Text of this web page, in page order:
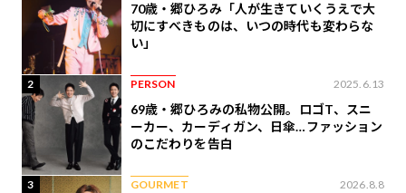
70歳・郷ひろみ「人が生きていくうえで大
切にすべきものは、いつの時代も変わらな
い」
2 PERSON 2025.6.13
69歳・郷ひろみの私物公開。ロゴT、スニ
ーカー、カーディガン、日傘…ファッション
のこだわりを告白
3 GOURMET 2026.8.8